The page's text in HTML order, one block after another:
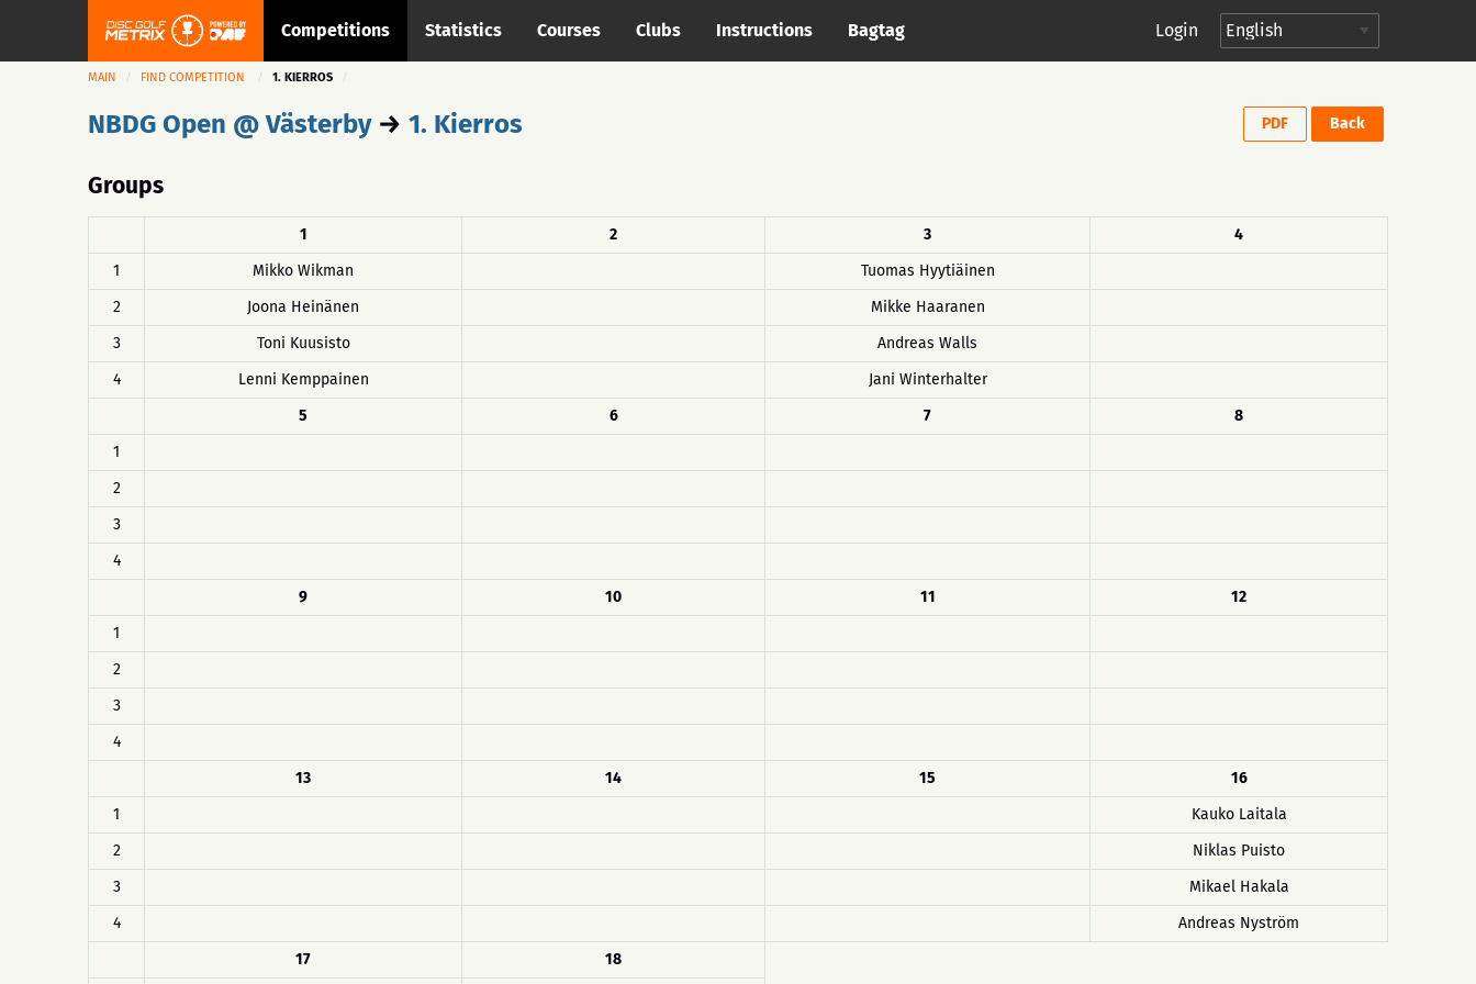
Competitions Statistics Courses Clubs Instructions Bagtag Login
MAIN FIND COMPETITION 1. KIERROS
NBDG Open @ Västerby→ 1. Kierros PDF Back
Groups
1 2 3
4
1
Mikko Wikman
Tuomas Hyytiäinen
2
Joona Heinänen
Mikke Haaranen
3
Toni Kuusisto
Andreas Walls
4
Lenni Kemppainen
Jani Winterhalter
5
6 7
8
1
2
3
4
9
10 11
12
1
2
3
4
13
14 15
16
1
Kauko Laitala
2
Niklas Puisto
3
Mikael Hakala
4
Andreas Nyström
17
18